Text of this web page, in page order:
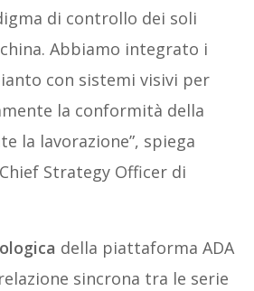
di controllo dei soli
Abbiamo integrato i
con sistemi visivi per
la conformità della
la lavorazione”, spiega
Strategy Officer di
della piattaforma ADA
sincrona tra le serie